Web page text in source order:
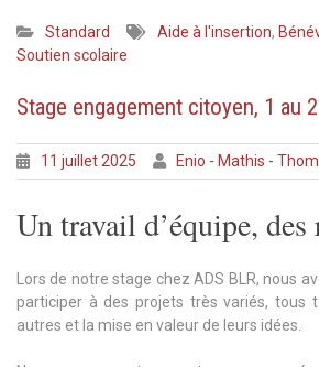
Standard Aide à l'insertion,
Soutien scolaire
Stage engagement citoyen, 1 au
11 juillet 2025 Enio - Mathis -
Un travail d’équipe, des
Lors de notre stage chez ADS BLR, nous
participer à des projets très variés, tous
autres et la mise en valeur de leurs idées.